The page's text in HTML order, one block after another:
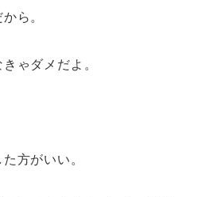
ら。
ゃダメだよ。
方がいい。